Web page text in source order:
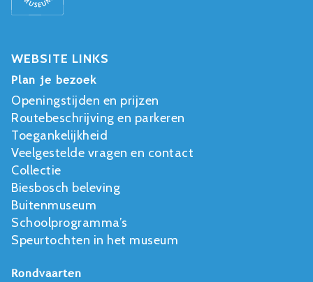
WEBSITE LINKS
Plan je bezoek
Openingstijden en prijzen
Routebeschrijving en parkeren
Toegankelijkheid
Veelgestelde vragen en contact
Collectie
Biesbosch beleving
Buitenmuseum
Schoolprogramma’s
Speurtochten in het museum
Rondvaarten